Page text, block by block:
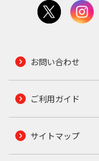
お問い合わせ
ご利用ガイド
サイトマップ